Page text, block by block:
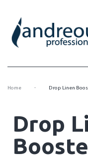
Home - Drop Linen
Drop